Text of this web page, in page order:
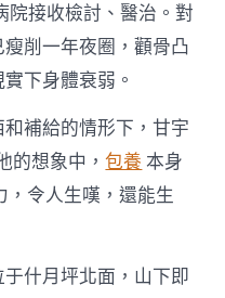
院接收檢討、醫治。對
削一年夜圈，顴骨凸
下身體衰弱。
補給的情形下，甘宇
的想象中，包養 本身
令人生嘆，還能生
什月坪北面，山下即